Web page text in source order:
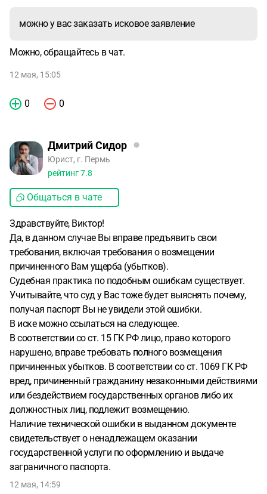
можно у вас заказать исковое заявление
Можно, обращайтесь в чат.
12 мая, 15:05
0 0
Дмитрий Сидор
Юрист, г. Пермь
рейтинг7.8
Общаться в чате
Здравствуйте, Виктор!
Да, в данном случае Вы вправе предъявить свои
требования, включая требования о возмещении
причиненного Вам ущерба (убытков).
Судебная практика по подобным ошибкам существует.
Учитывайте, что суд у Вас тоже будет выяснять почему,
получая паспорт Вы не увидели этой ошибки.
В иске можно ссылаться на следующее.
В соответствии со ст. 15 ГК РФ лицо, право которого
нарушено, вправе требовать полного возмещения
причиненных убытков. В соответствии со ст. 1069 ГК РФ
вред, причиненный гражданину незаконными действиями
или бездействием государственных органов либо их
должностных лиц, подлежит возмещению.
Наличие технической ошибки в выданном документе
свидетельствует о ненадлежащем оказании
государственной услуги по оформлению и выдаче
заграничного паспорта.
12 мая, 14:59